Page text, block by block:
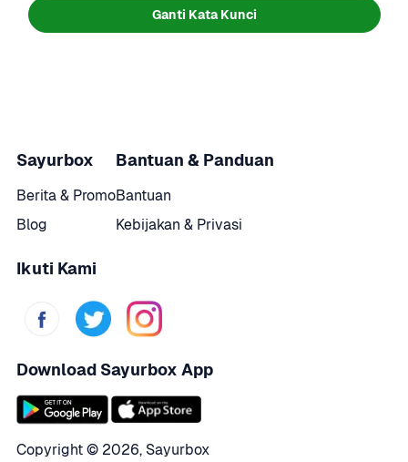
Ganti Kata Kunci
Sayurbox
Berita & Promo
Blog
Bantuan & Panduan
Bantuan
Kebijakan & Privasi
Ikuti Kami
Download Sayurbox App
Copyright © 2026, Sayurbox